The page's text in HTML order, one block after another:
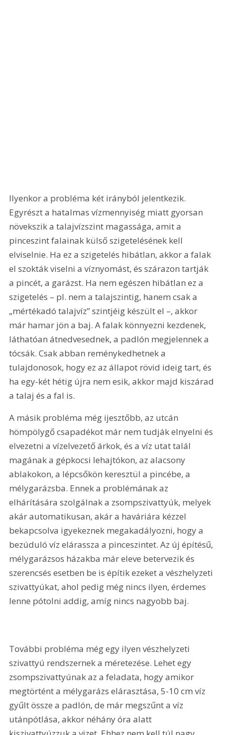
Ilyenkor a probléma két irányból jelentkezik.
Egyrészt a hatalmas vízmennyiség miatt gyorsan
növekszik a talajvízszint magassága, amit a
pinceszint falainak külső szigetelésének kell
elviselnie. Ha ez a szigetelés hibátlan, akkor a falak
el szokták viselni a víznyomást, és szárazon tartják
a pincét, a garázst. Ha nem egészen hibátlan ez a
szigetelés – pl. nem a talajszintig, hanem csak a
„mértékadó talajvíz” szintjéig készült el –, akkor
már hamar jön a baj. A falak könnyezni kezdenek,
láthatóan átnedvesednek, a padlón megjelennek a
tócsák. Csak abban reménykedhetnek a
tulajdonosok, hogy ez az állapot rövid ideig tart, és
ha egy-két hétig újra nem esik, akkor majd kiszárad
a talaj és a fal is.
A másik probléma még ijesztőbb, az utcán
hömpölygő csapadékot már nem tudják elnyelni és
elvezetni a vízelvezető árkok, és a víz utat talál
magának a gépkocsi lehajtókon, az alacsony
ablakokon, a lépcsőkön keresztül a pincébe, a
mélygarázsba. Ennek a problémának az
elhárítására szolgálnak a zsompszivattyúk, melyek
akár automatikusan, akár a haváriára kézzel
bekapcsolva igyekeznek megakadályozni, hogy a
bezúduló víz elárassza a pinceszintet. Az új építésű,
mélygarázsos házakba már eleve betervezik és
szerencsés esetben be is építik ezeket a vészhelyzeti
szivattyúkat, ahol pedig még nincs ilyen, érdemes
lenne pótolni addig, amíg nincs nagyobb baj.
További probléma még egy ilyen vészhelyzeti
szivattyú rendszernek a méretezése. Lehet egy
zsompszivattyúnak az a feladata, hogy amikor
megtörtént a mélygarázs elárasztása, 5-10 cm víz
gyűlt össze a padlón, de már megszűnt a víz
utánpótlása, akkor néhány óra alatt